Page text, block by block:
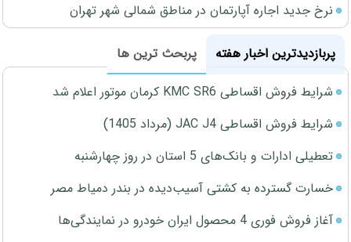
نرخ جدید اجاره آپارتمان در مناطق شمالی شهر تهران
پربازدیدترین اخبار هفته
پربحث ترین ها
شرایط فروش اقساطی KMC SR6 کرمان موتور اعلام شد
شرایط فروش اقساطی JAC J4 (مرداد 1405)
تعطیلی ادارات و بانک‌های 5 استان در روز چهارشنبه
خسارت گسترده به کشتی آسیب‌دیده در بندر دمیاط مصر
آغاز فروش فوری 4 محصول ایران خودرو در نمایندگی‌ها